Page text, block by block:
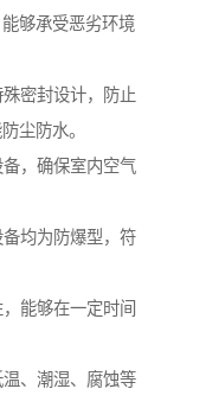
够承受恶劣环境
密封设计，防止
尘防水。
，确保室内空气
均为防爆型，符
能够在一定时间
、潮湿、腐蚀等